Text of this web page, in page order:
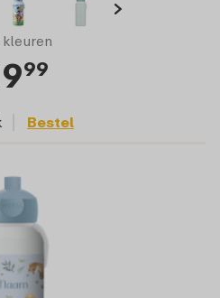
kleuren
99
Bestel